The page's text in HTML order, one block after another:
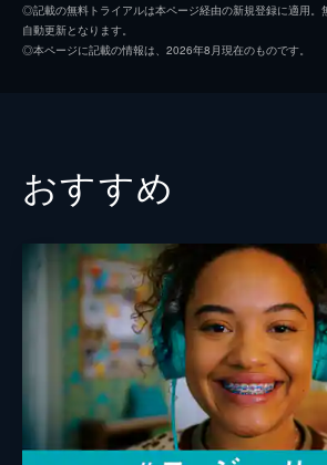
音楽
製作
◎記載の無料トライアルは本ページ経由の新規登録に適用。
自動更新となります。
◎本ページに記載の情報は、2026年8月現在のものです。
おすすめ